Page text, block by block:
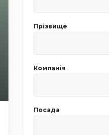
Прізвище
Компанія
Посада